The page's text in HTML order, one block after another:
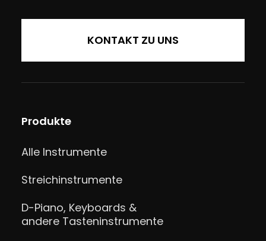
KONTAKT ZU UNS
Produkte
Alle Instrumente
Streichinstrumente
D-Piano, Keyboards &
andere Tasteninstrumente